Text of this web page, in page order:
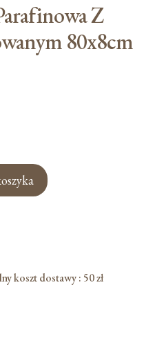
Z
80x8cm
koszt dostawy : 50 zł